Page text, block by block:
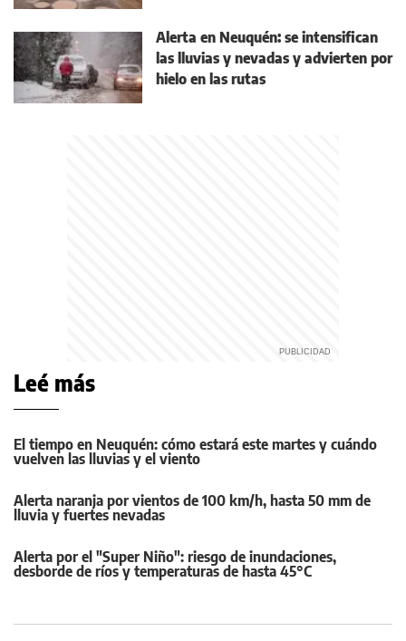
Alerta en Neuquén: se intensifican
las lluvias y nevadas y advierten por
hielo en las rutas
Leé más
El tiempo en Neuquén: cómo estará este martes y cuándo
vuelven las lluvias y el viento
Alerta naranja por vientos de 100 km/h, hasta 50 mm de
lluvia y fuertes nevadas
Alerta por el "Super Niño": riesgo de inundaciones,
desborde de ríos y temperaturas de hasta 45°C